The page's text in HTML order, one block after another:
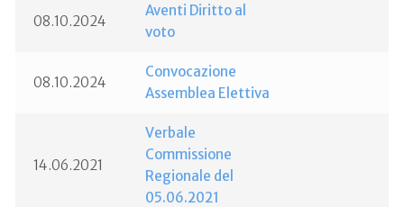
08.10.2024
Aventi Diritto al
voto
08.10.2024
Convocazione
Assemblea Elettiva
14.06.2021
Verbale
Commissione
Regionale del
05.06.2021